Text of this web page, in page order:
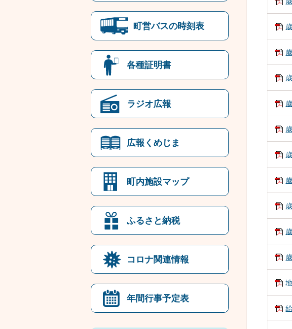
町営バスの時刻表
各種証明書
ラジオ広報
広報くめじま
町内施設マップ
ふるさと納税
コロナ関連情報
年間行事予定表